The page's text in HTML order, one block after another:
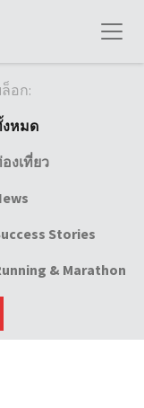
อก:
หมด
งเที่ยว
Stories
& Marathon